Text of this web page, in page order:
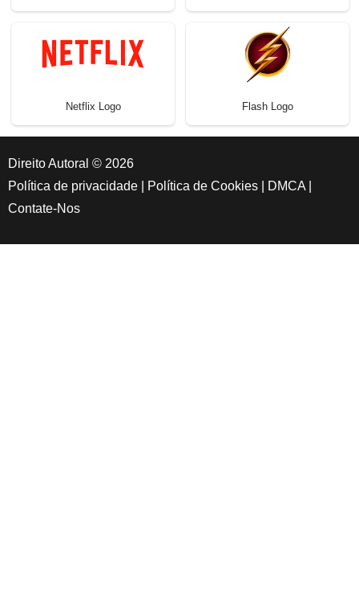
Netflix Logo Flash Logo
Direito Autoral © 2026
Política de privacidade
Política de Cookies DMCA
Contate-Nos